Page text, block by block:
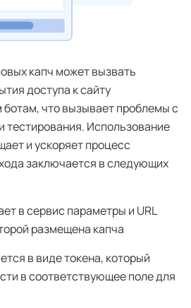
капч может вызвать
доступа к сайту
что вызывает проблемы с
тестирования. Использование
и ускоряет процесс
заключается в следующих
в сервис параметры и URL
размещена капча
в виде токена, который
в соответствующее поле для